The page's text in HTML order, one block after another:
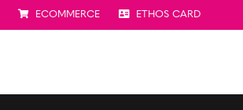
ECOMMERCE ETHOS CARD